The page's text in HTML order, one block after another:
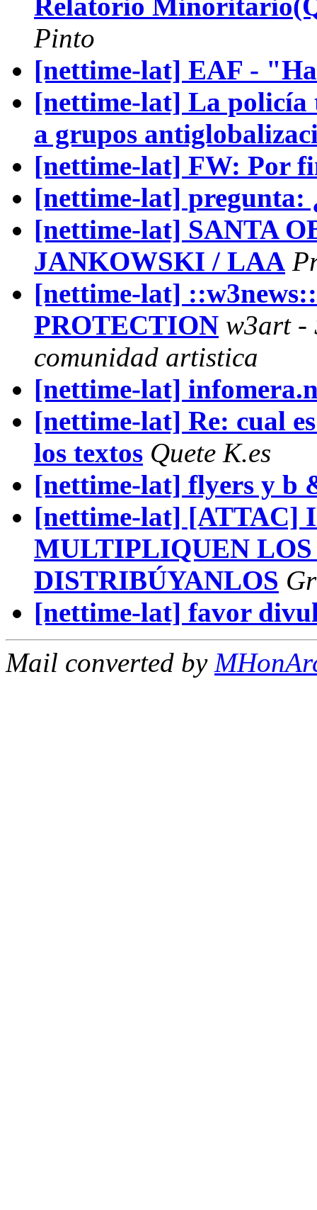
Pinto
[nettime-lat] EAF -
[nettime-lat] La policía
a grupos
[nettime-lat] FW: Por
[nettime-lat] pregunta:
[nettime-lat] SANTA
JANKOWSKI / LAA
[nettime-lat]
PROTECTION w3art -
comunidad artistica
[nettime-lat]
[nettime-lat] Re: cual
los textos Quete K.es
[nettime-lat] flyers y b
[nettime-lat] [ATTAC]
MULTIPLIQUEN LOS
DISTRIBÚYANLOS
[nettime-lat] favor
Mail converted by